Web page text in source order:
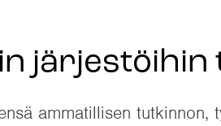
järjestöihin
ammatillisen tutkinnon,